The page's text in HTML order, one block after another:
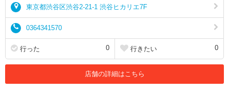
東京都渋谷区渋谷2-21-1 渋谷ヒカリエ7F
0364341570
行った 0 行きたい 0
店舗の詳細はこちら